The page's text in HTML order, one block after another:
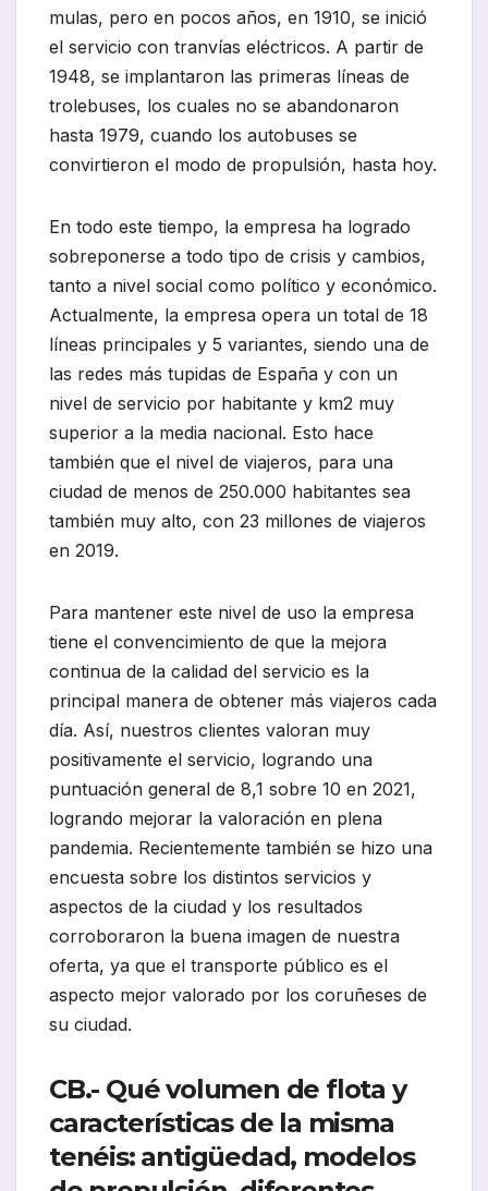
mulas, pero en pocos años, en 1910, se inició
el servicio con tranvías eléctricos. A partir de
1948, se implantaron las primeras líneas de
trolebuses, los cuales no se abandonaron
hasta 1979, cuando los autobuses se
convirtieron el modo de propulsión, hasta hoy.
En todo este tiempo, la empresa ha logrado
sobreponerse a todo tipo de crisis y cambios,
tanto a nivel social como político y económico.
Actualmente, la empresa opera un total de 18
líneas principales y 5 variantes, siendo una de
las redes más tupidas de España y con un
nivel de servicio por habitante y km2 muy
superior a la media nacional. Esto hace
también que el nivel de viajeros, para una
ciudad de menos de 250.000 habitantes sea
también muy alto, con 23 millones de viajeros
en 2019.
Para mantener este nivel de uso la empresa
tiene el convencimiento de que la mejora
continua de la calidad del servicio es la
principal manera de obtener más viajeros cada
día. Así, nuestros clientes valoran muy
positivamente el servicio, logrando una
puntuación general de 8,1 sobre 10 en 2021,
logrando mejorar la valoración en plena
pandemia. Recientemente también se hizo una
encuesta sobre los distintos servicios y
aspectos de la ciudad y los resultados
corroboraron la buena imagen de nuestra
oferta, ya que el transporte público es el
aspecto mejor valorado por los coruñeses de
su ciudad.
CB.- Qué volumen de flota y
características de la misma
tenéis: antigüedad, modelos